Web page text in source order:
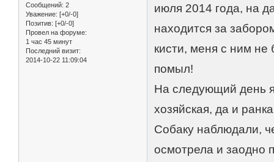
Сообщений: 2
Уважение: [+0/-0]
Позитив: [+0/-0]
Провел на форуме:
1 час 45 минут
Последний визит:
2014-10-22 11:09:04
июля 2014 года, на
находится за
кисти, меня с ним
помыл!
На следующий день
хозяйская, да и
Собаку наблюдали,
осмотрела и заодно